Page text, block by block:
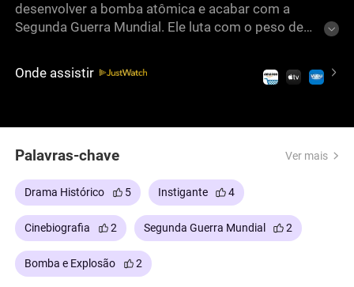
desenvolver a bomba atômica e acabar com a
Segunda Guerra Mundial. Ele luta com o peso de
política por seus laços passados. Enquanto o
mundo enfrenta o poder de se destruir,
Onde assistir
Palavras-chave Ver mais
Drama Histórico 5 Instigante 4
Cinebiografia 2 Segunda Guerra Mundial 2
Bomba e Explosão 2